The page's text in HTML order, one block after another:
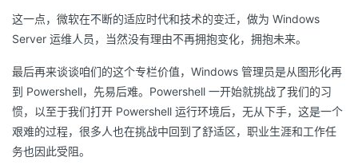
这一点，微软在不断的适应时代和技术的变迁，做为 Windows
Server 运维人员，当然没有理由不再拥抱变化，拥抱未来。
最后再来谈谈咱们的这个专栏价值，Windows 管理员是从图形化再
到 Powershell，先易后难。Powershell 一开始就挑战了我们的习
惯，以至于我们打开 Powershell 运行环境后，无从下手，这是一个
艰难的过程，很多人也在挑战中回到了舒适区，职业生涯和工作任
务也因此受阻。